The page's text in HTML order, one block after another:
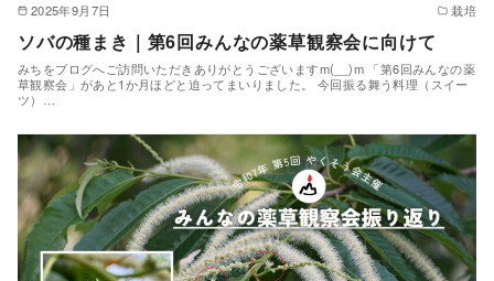
2025年9月7日 栽培
ソバの種まき｜第6回みんなの薬草観察会に向けて
みちをブログへご訪問いただきありがとうございますm(__)m 「第6回みんなの薬
草観察会」があと1か月ほどと迫ってまいりました。 今回振る舞う料理（スイー
ツ）…